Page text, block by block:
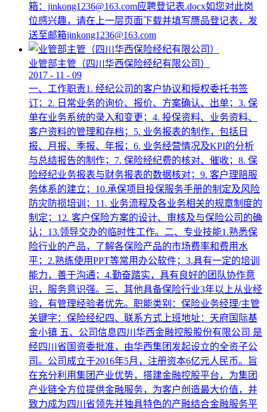
箱：jinkong1236@163.com应聘登记表.docx如您对此岗
位感兴趣，请在上一层页面下载并填写赝品登记表，发
送至邮箱jinkong1236@163.com
业管部主管（四川华西保险经纪有限公司）
2017 - 11 - 09
一、工作职责1. 经纪公司的客户协议和授权委托书签
订；2. 日常业务的询价、报价、方案确认、出单；3. 保
单在业务系统的录入和变更；4. 投保资料、业务资料、
客户资料的管理和存档；5. 业务报表的制作，包括日
报、月报、季报、年报；6. 业务经营情况及KPI的分析
与总结报告的制作；7. 保险经纪费的核对、催收；8. 保
险经纪业务报表与财务报表的数据核对；9. 客户理赔服
务体系的建立；10.承保项目投保服务手册的制定及风险
防灾防损培训；11. 业务流程及各业务相关的规章制度的
制定；12. 客户保险方案的设计、审核及与保险公司的确
认；13.领导交办的临时性工作。二、专业技能1.熟悉保
险行业的产品，了解各保险产品的市场费率和费用水
平；2.熟练使用PPT等常用办公软件；3.具有一定的培训
能力，善于沟通；4.勤奋踏实，具有良好的团队协作意
识，服务意识强。三、其他具备保险行业3年以上从业经
验，有管理经验者优先。职能类别：保险业务经理/主管
关键字：保险经纪四、联系方式上班地址：天府国际基
金小镇 五、公司信息四川华西金融控股股份有限公司 是
经四川省国资委批准，由华西集团发起设立的全资子公
司。公司成立于2016年5月，注册资本6亿元人民币。旨
在充分利用集团产业优势，搭建金融控股平台，为集团
产业链全方位提供金融服务，为客户创造最大价值，并
致力成为四川省领先并独具特色的产融结合金融服务平